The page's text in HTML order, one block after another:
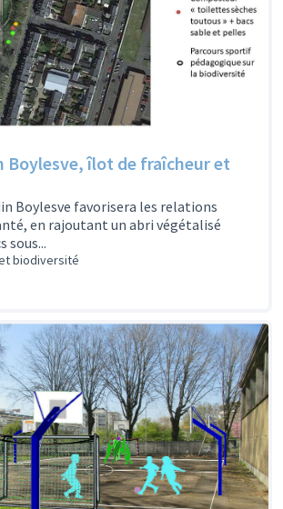
Boylesve, îlot de fraîcheur et
Boylesve favorisera les relations
en rajoutant un abri végétalisé
sous...
biodiversité